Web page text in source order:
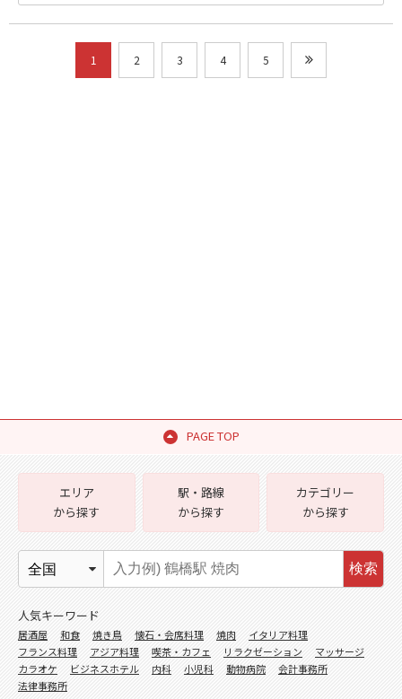
1 2 3 4 5
PAGE TOP
エリア
から探す
駅・路線
から探す
カテゴリー
から探す
検索
人気キーワード
居酒屋 和食 焼き鳥 懐石・会席料理 焼肉
イタリア料理
フランス料理
アジア料理 喫茶・カフェ リラクゼーション
マッサージ
カラオケ
ビジネスホテル 内科 小児科 動物病院
会計事務所
法律事務所